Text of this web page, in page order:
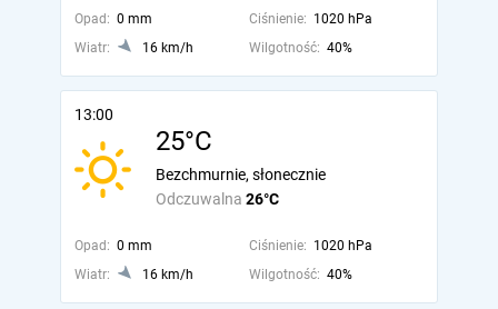
Opad: 0 mm Ciśnienie: 1020 hPa
Wiatr:
16 km/h Wilgotność: 40%
13:00
25°C
Odczuwalna 26°C
Bezchmurnie, słonecznie
Opad: 0 mm Ciśnienie: 1020 hPa
Wiatr:
16 km/h Wilgotność: 40%